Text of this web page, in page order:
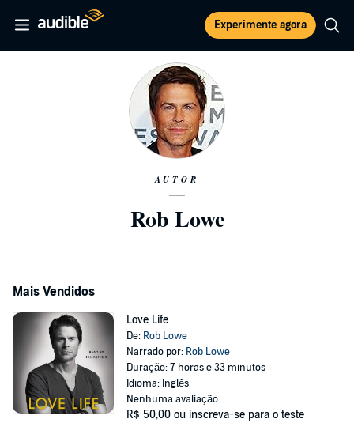
Experimente agora
AUTOR
Rob Lowe
Mais Vendidos
Love Life
De: Rob Lowe
Narrado por: Rob Lowe
Duração: 7 horas e 33 minutos
Idioma: Inglês
Nenhuma avaliação
R$ 50,00 ou inscreva-se para o teste